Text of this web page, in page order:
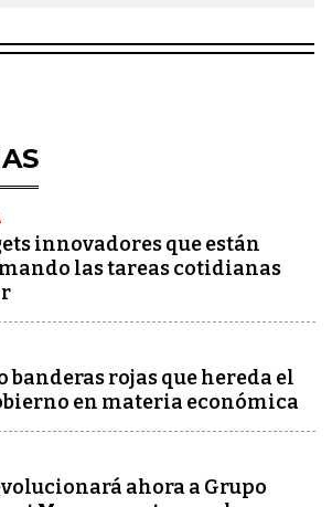
innovadores que están
las tareas cotidianas
banderas rojas que hereda el
en materia económica
ahora a Grupo